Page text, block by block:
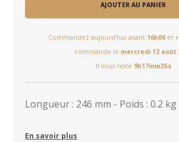
AJOUTER AU PANIER
Commandez aujourd'hui avant 16h00 et
commande le mercredi 12 août
Il vous reste 9h17min34s
Longueur : 246 mm - Poids : 0.2 kg
En savoir plus